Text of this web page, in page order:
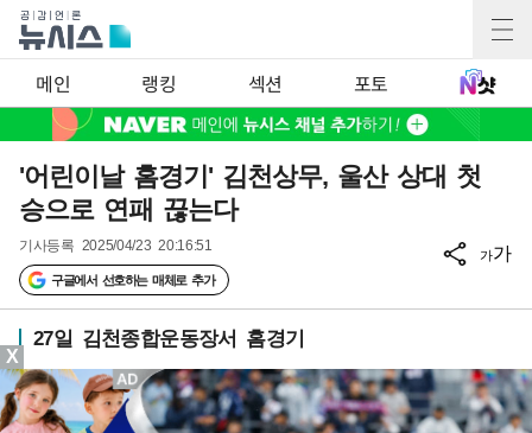
메인 랭킹 섹션 포토
'어린이날 홈경기' 김천상무, 울산 상대 첫
승으로 연패 끊는다
기사등록 2025/04/23 20:16:51
구글에서 선호하는 매체로 추가
가가
27일 김천종합운동장서 홈경기
X